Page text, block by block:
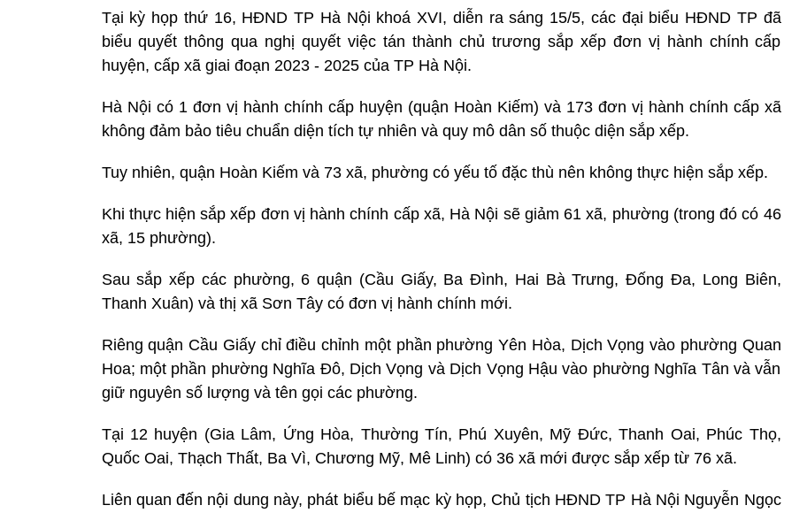
Tại kỳ họp thứ 16, HĐND TP Hà Nội khoá XVI, diễn ra sáng 15/5, các đại biểu HĐND TP đã
biểu quyết thông qua nghị quyết việc tán thành chủ trương sắp xếp đơn vị hành chính cấp
huyện, cấp xã giai đoạn 2023 - 2025 của TP Hà Nội.
Hà Nội có 1 đơn vị hành chính cấp huyện (quận Hoàn Kiếm) và 173 đơn vị hành chính cấp xã
không đảm bảo tiêu chuẩn diện tích tự nhiên và quy mô dân số thuộc diện sắp xếp.
Tuy nhiên, quận Hoàn Kiếm và 73 xã, phường có yếu tố đặc thù nên không thực hiện sắp xếp.
Khi thực hiện sắp xếp đơn vị hành chính cấp xã, Hà Nội sẽ giảm 61 xã, phường (trong đó có 46
xã, 15 phường).
Sau sắp xếp các phường, 6 quận (Cầu Giấy, Ba Đình, Hai Bà Trưng, Đống Đa, Long Biên,
Thanh Xuân) và thị xã Sơn Tây có đơn vị hành chính mới.
Riêng quận Cầu Giấy chỉ điều chỉnh một phần phường Yên Hòa, Dịch Vọng vào phường Quan
Hoa; một phần phường Nghĩa Đô, Dịch Vọng và Dịch Vọng Hậu vào phường Nghĩa Tân và vẫn
giữ nguyên số lượng và tên gọi các phường.
Tại 12 huyện (Gia Lâm, Ứng Hòa, Thường Tín, Phú Xuyên, Mỹ Đức, Thanh Oai, Phúc Thọ,
Quốc Oai, Thạch Thất, Ba Vì, Chương Mỹ, Mê Linh) có 36 xã mới được sắp xếp từ 76 xã.
Liên quan đến nội dung này, phát biểu bế mạc kỳ họp, Chủ tịch HĐND TP Hà Nội Nguyễn Ngọc